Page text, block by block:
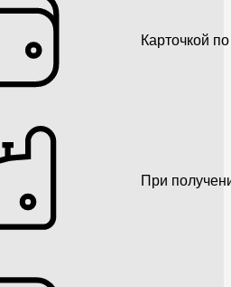
Карточкой
При